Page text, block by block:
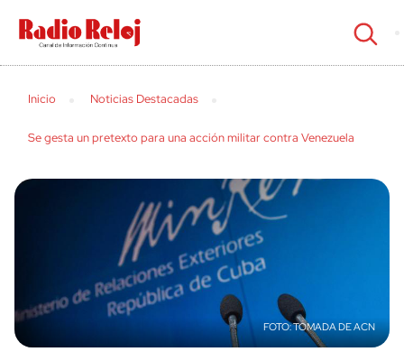
cerrar
Inicio Noticias Destacadas
Se gesta un pretexto para una acción militar contra Venezuela
TOMADA DE ACN